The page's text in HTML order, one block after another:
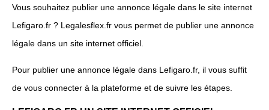
Vous souhaitez publier une annonce légale dans le site internet
Lefigaro.fr ? Legalesflex.fr vous permet de publier une annonce
légale dans un site internet officiel.
Pour publier une annonce légale dans Lefigaro.fr, il vous suffit
de vous connecter à la plateforme et de suivre les étapes.